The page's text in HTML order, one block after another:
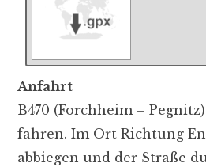
Anfahrt
B470 (Forchheim –
fahren. Im Ort Richtung
abbiegen und der Straße